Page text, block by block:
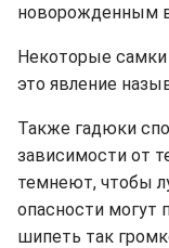
новорожденным
Некоторые
это явление
Также гадюки
зависимости от
темнеют, чтобы
опасности могут
шипеть так